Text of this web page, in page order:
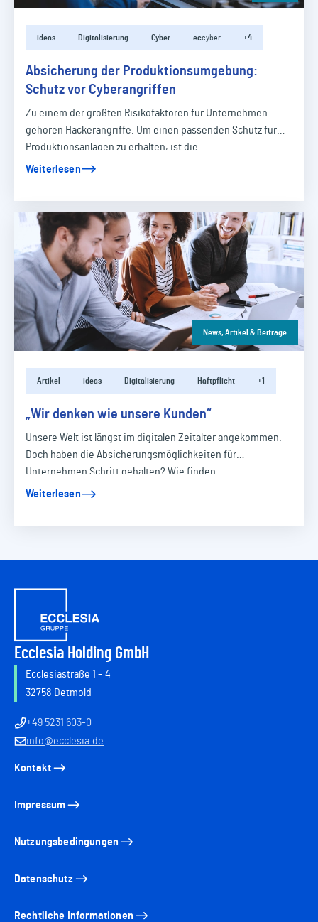
ideas Digitalisierung Cyber eccyber +4
Absicherung der Produktionsumgebung:
Schutz vor Cyberangriffen
Zu einem der größten Risikofaktoren für Unternehmen
gehören Hackerangriffe. Um einen passenden Schutz für
Produktionsanlagen zu erhalten, ist die…
Weiterlesen
News, Artikel & Beiträge
Artikel ideas Digitalisierung Haftpflicht +1
„Wir denken wie unsere Kunden“
Unsere Welt ist längst im digitalen Zeitalter angekommen.
Doch haben die Absicherungsmöglichkeiten für
Unternehmen Schritt gehalten? Wie finden…
Weiterlesen
Ecclesia Holding GmbH
Ecclesiastraße 1 – 4
32758 Detmold
+49 5231 603-0
info@ecclesia.de
Kontakt
Impressum
Nutzungsbedingungen
Datenschutz
Rechtliche Informationen